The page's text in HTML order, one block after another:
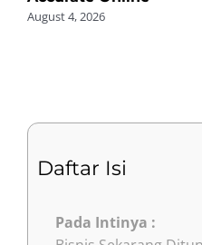
August 4, 2026
Daftar Isi
Pada Intinya :